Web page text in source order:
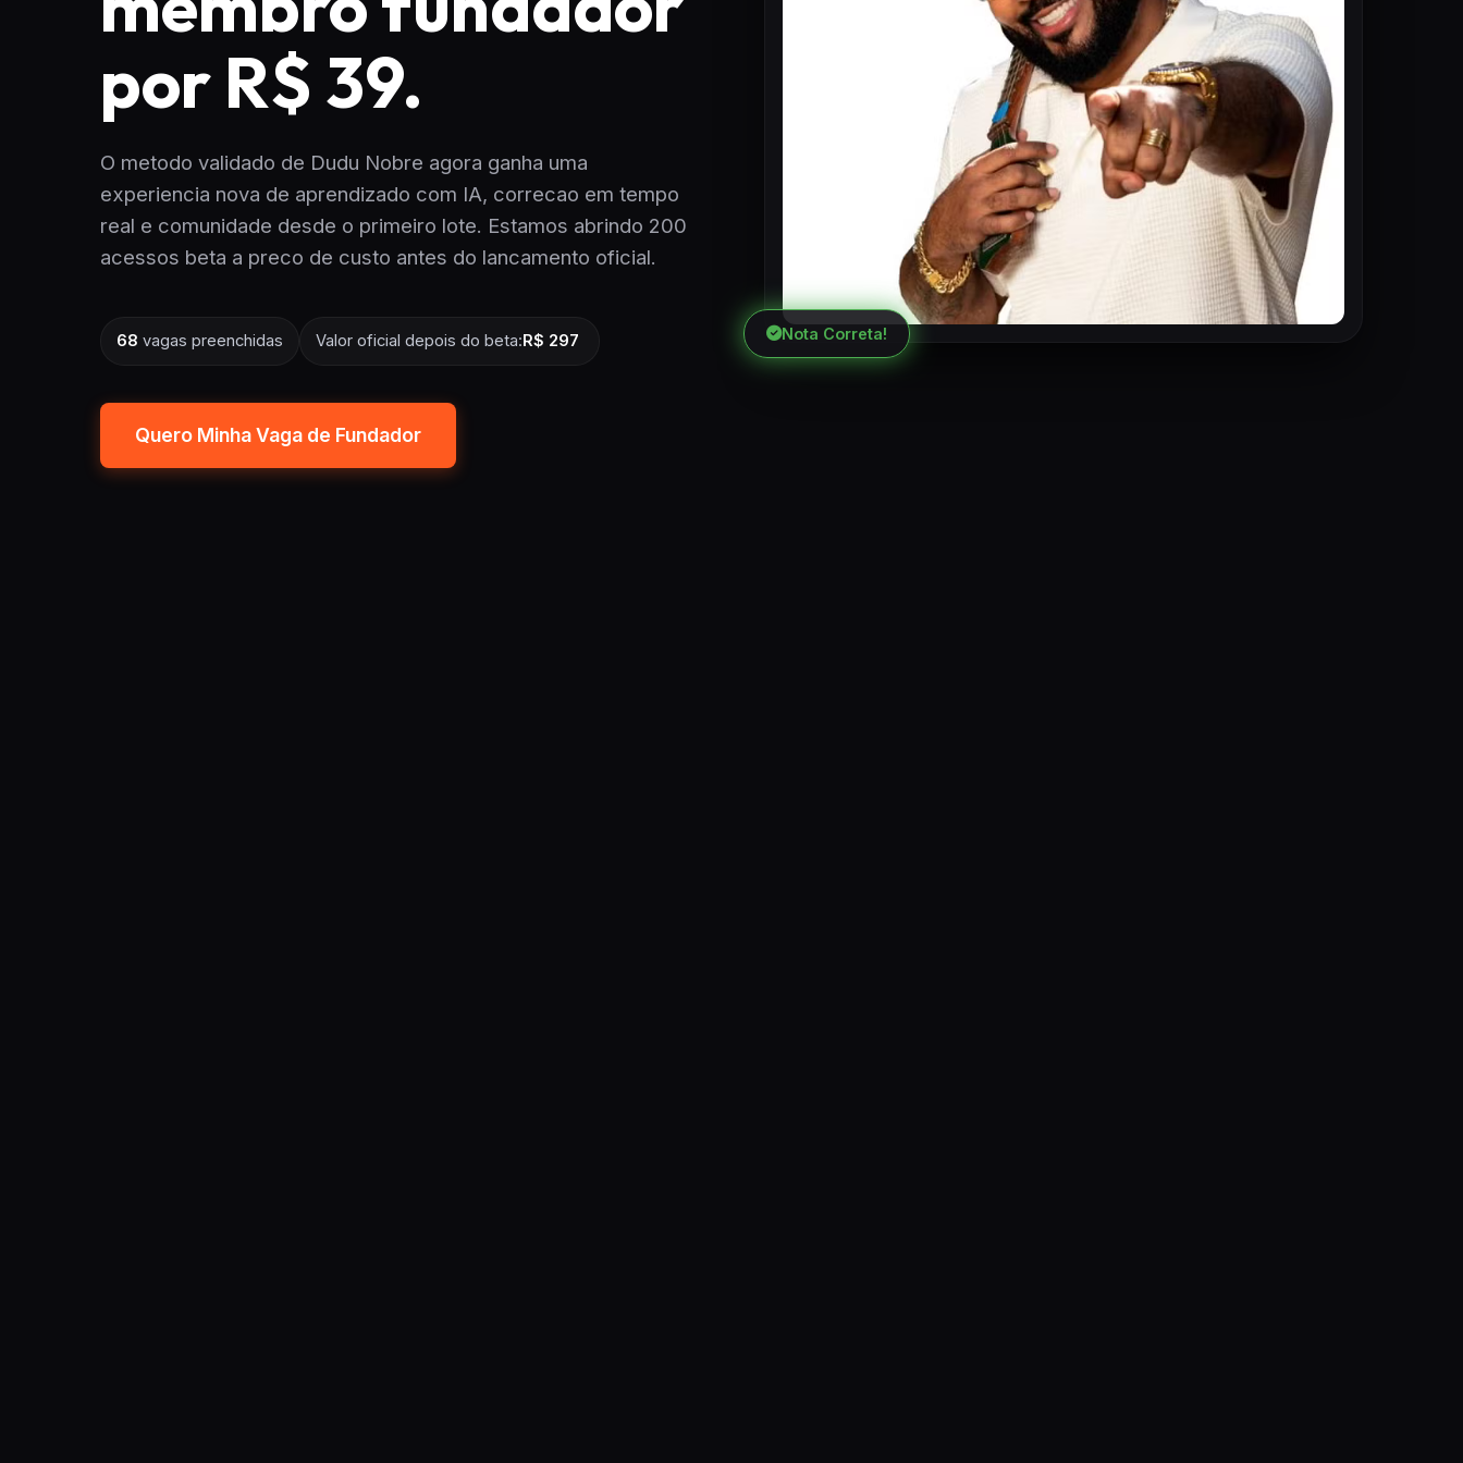
por R$ 39.
O metodo validado de Dudu Nobre agora ganha uma
experiencia nova de aprendizado com IA, correcao em tempo
real e comunidade desde o primeiro lote. Estamos abrindo 200
acessos beta a preco de custo antes do lancamento oficial.
68 vagas preenchidas Valor oficial depois do beta:R$ 297
Quero Minha Vaga de Fundador
Nota Correta!